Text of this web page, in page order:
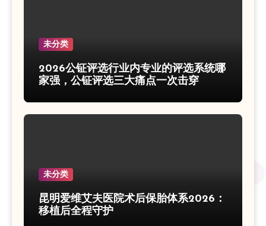
未分类
2026公钲评选行业内专业的评选系统哪
家强，公钲评选三大痛点一次击穿
未分类
昆明爱维艾夫医院术后保胎体系2026：
移植后全程守护